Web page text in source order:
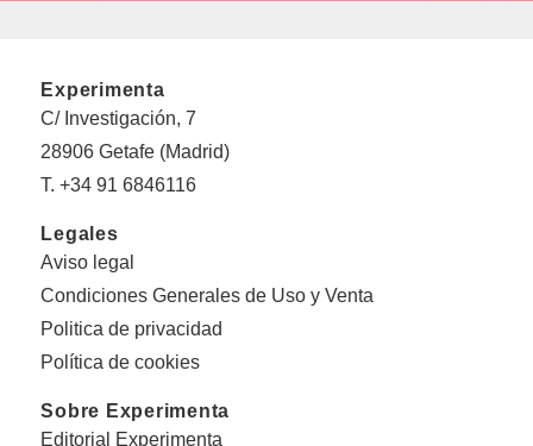
Experimenta
C/ Investigación, 7
28906 Getafe (Madrid)
T. +34 91 6846116
Legales
Aviso legal
Condiciones Generales de Uso y Venta
Politica de privacidad
Política de cookies
Sobre Experimenta
Editorial Experimenta